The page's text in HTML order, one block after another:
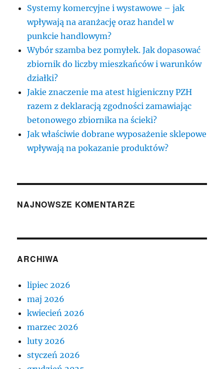
Systemy komercyjne i wystawowe – jak
wpływają na aranżację oraz handel w
punkcie handlowym?
Wybór szamba bez pomyłek. Jak dopasować
zbiornik do liczby mieszkańców i warunków
działki?
Jakie znaczenie ma atest higieniczny PZH
razem z deklaracją zgodności zamawiając
betonowego zbiornika na ścieki?
Jak właściwie dobrane wyposażenie sklepowe
wpływają na pokazanie produktów?
NAJNOWSZE KOMENTARZE
ARCHIWA
lipiec 2026
maj 2026
kwiecień 2026
marzec 2026
luty 2026
styczeń 2026